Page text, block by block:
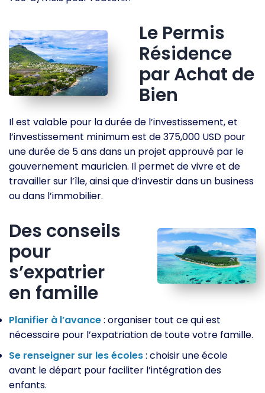
Le Permis
Résidence
par Achat de
Bien
Il est valable pour la durée de l’investissement, et
l’investissement minimum est de 375,000 USD pour
une durée de 5 ans dans un projet approuvé par le
gouvernement mauricien. Il permet de vivre et de
travailler sur l’île, ainsi que d’investir dans un business
ou dans l’immobilier.
Des conseils
pour
s’expatrier
en famille
Planifier à l’avance: organiser tout ce qui est
nécessaire pour l’expatriation de toute votre famille.
Se renseigner sur les écoles: choisir une école
avant le départ pour faciliter l’intégration des
enfants.